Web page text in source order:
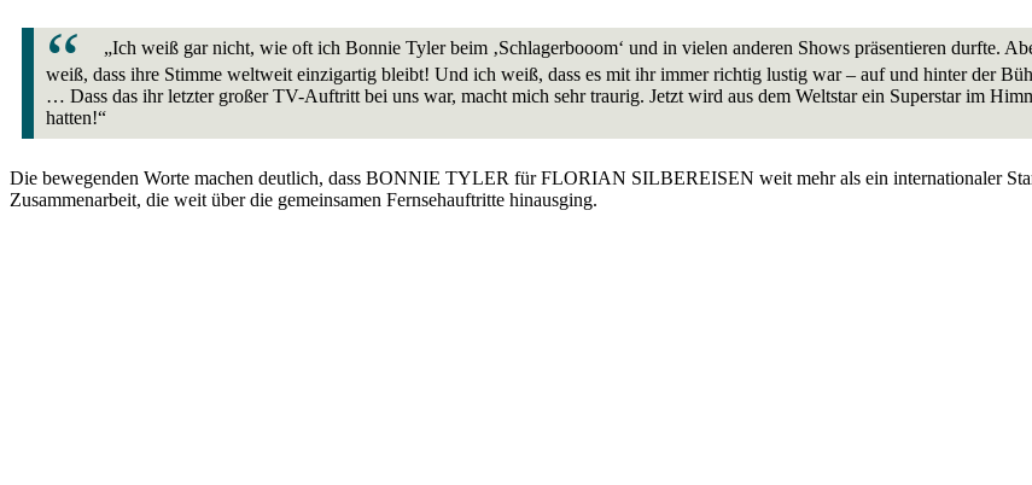
„Ich weiß gar nicht, wie oft ich Bonnie Tyler beim ‚Schlagerbooom‘ und in vielen anderen Shows präsentieren durfte.
weiß, dass ihre Stimme weltweit einzigartig bleibt! Und ich weiß, dass es mit ihr immer richtig lustig war – auf und hinter der
… Dass das ihr letzter großer TV-Auftritt bei uns war, macht mich sehr traurig. Jetzt wird aus dem Weltstar ein Superstar im
hatten!“
Die bewegenden Worte machen deutlich, dass BONNIE TYLER für FLORIAN SILBEREISEN weit mehr als ein internationaler
Zusammenarbeit, die weit über die gemeinsamen Fernsehauftritte hinausging.